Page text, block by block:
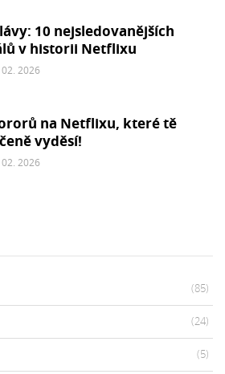
10 nejsledovanějších
v historii Netflixu
02. 2026
na Netflixu, které tě
vyděsí!
02. 2026
(85)
(24)
(5)